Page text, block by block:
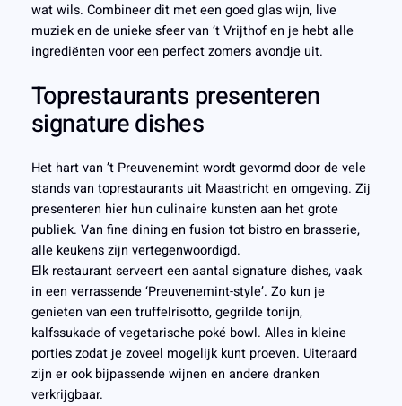
wat wils. Combineer dit met een goed glas wijn, live
muziek en de unieke sfeer van ’t Vrijthof en je hebt alle
ingrediënten voor een perfect zomers avondje uit.
Toprestaurants presenteren
signature dishes
Het hart van ’t Preuvenemint wordt gevormd door de vele
stands van toprestaurants uit Maastricht en omgeving. Zij
presenteren hier hun culinaire kunsten aan het grote
publiek. Van fine dining en fusion tot bistro en brasserie,
alle keukens zijn vertegenwoordigd.
Elk restaurant serveert een aantal signature dishes, vaak
in een verrassende ‘Preuvenemint-style’. Zo kun je
genieten van een truffelrisotto, gegrilde tonijn,
kalfssukade of vegetarische poké bowl. Alles in kleine
porties zodat je zoveel mogelijk kunt proeven. Uiteraard
zijn er ook bijpassende wijnen en andere dranken
verkrijgbaar.